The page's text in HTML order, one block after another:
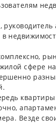
сфере
Везде